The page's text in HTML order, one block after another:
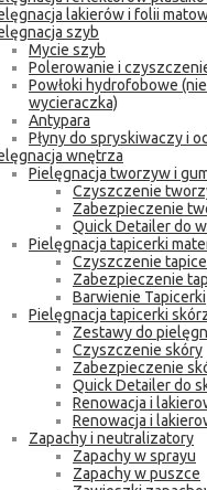
lakierów i folii
szyb
Mycie szyb
Polerowanie i
Powłoki hydrofobowe
wycieraczka)
Antypara
Płyny do spryskiwaczy i
wnętrza
Pielęgnacja tworzyw i
Czyszczenie
Zabezpieczenie
Quick Detailer do
Pielęgnacja tapicerki
Czyszczenie
Zabezpieczenie
Barwienie Tapicerki
Pielęgnacja tapicerki
Zestawy do
Czyszczenie skóry
Zabezpieczenie
Quick Detailer do
Renowacja i
Renowacja i
Zapachy i neutralizatory
Zapachy w sprayu
Zapachy w puszce